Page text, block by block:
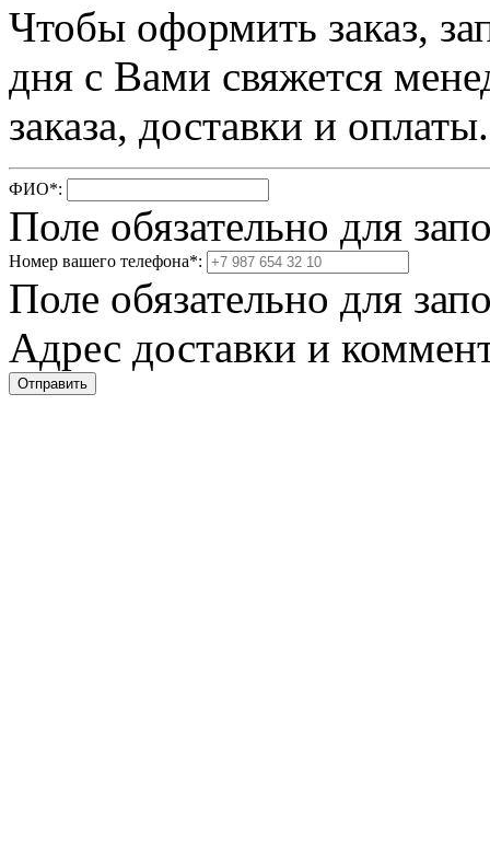
Чтобы оформить заказ,
дня с Вами свяжется
заказа, доставки и оплаты.
ФИО*:
Поле обязательно для
Номер вашего телефона*:
Поле обязательно для
Адрес доставки и